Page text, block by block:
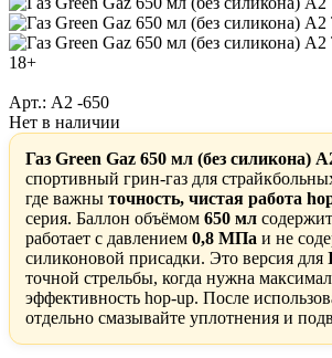
18+
Арт.: A2 -650
Нет в наличии
Газ Green Gaz 650 мл (без силикона)
спортивный грин-газ для
где важны точность, чистая работа
серия. Баллон объёмом 650 мл
работает с давлением 0,8 МПа и не
силиконовой присадки. Это версия для
точной стрельбы, когда нужна
эффективность hop-up. После
отдельно смазывайте уплотнения и